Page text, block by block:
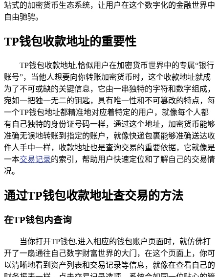
站式的加密货币生态系统，让用户在这个数字化的金融世界中
自由驰骋。
TP钱包收款地址的重要性
TP钱包收款地址,恰似用户在加密货币世界中的专属“银行
账号”，当他人想要向你转账加密货币时，这个收款地址就成
为了不可或缺的关键信息，它由一串独特的字符和数字组成，
宛如一把独一无二的钥匙，具有唯一性和不可篡改的特点，每
一个TP钱包地址都精准地对应着特定的用户，就像每个人都
有自己独特的身份证号码一样，通过这个地址，加密货币能够
准确无误地转账到指定的账户，就像快递包裹能够准确送达收
件人手中一样，收款地址也是查询交易的重要依据，它就像是
一本交易记录的索引，帮助用户快速定位和了解自己的交易情
况。
通过TP钱包收款地址查交易的方法
在TP钱包内查询
当你打开TP钱包,进入相应的钱包账户页面时，就仿佛打
开了一扇通往自己数字财富世界的大门，在这个页面上，你可
以清晰地看到资产列表和交易记录等信息，就像在查看自己的